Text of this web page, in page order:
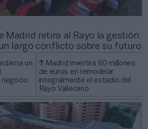
Madrid retira al Rayo la gestión
largo conflicto sobre su futuro
un
Madrid invertirá 60 millones
de euros en remodelar
integralmente el estadio del
Rayo Vallecano